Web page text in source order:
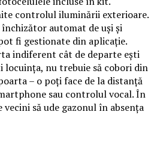
controlul iluminării exterioare.
automat de uși și
fi gestionate din aplicație.
indiferent cât de departe ești
locuința, nu trebuie să cobori din
– o poți face de la distanță
sau controlul vocal. În
să ude gazonul în absența